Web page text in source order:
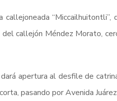
callejón Méndez Morato,
apertura al desfile de
pasando por Avenida